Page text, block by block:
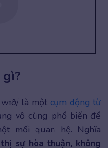
là một cụm động từ
vô cùng phổ biến để
mối quan hệ. Nghĩa
sự hòa thuận, không